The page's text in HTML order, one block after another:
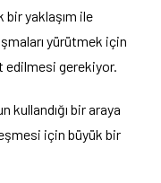
yaklaşım ile
yürütmek için
edilmesi gerekiyor.
kullandığı bir araya
için büyük bir